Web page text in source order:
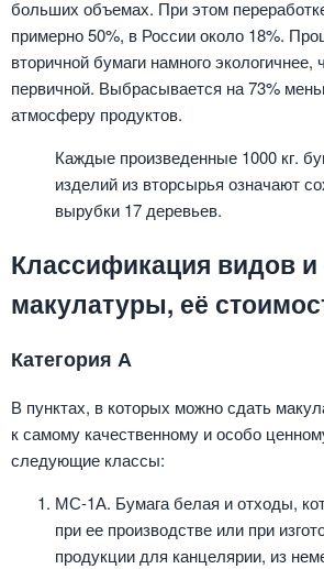
больших объемах. При этом
примерно 50%, в России около 18%.
вторичной бумаги намного
первичной. Выбрасывается на 73%
атмосферу продуктов.
Каждые произведенные 1000 кг.
изделий из вторсырья означают
вырубки 17 деревьев.
Классификация видов и
макулатуры, её
Категория А
В пунктах, в которых можно сдать
к самому качественному и особо
следующие классы:
МС-1А. Бумага белая и отходы,
при ее производстве или при
продукции для канцелярии, из